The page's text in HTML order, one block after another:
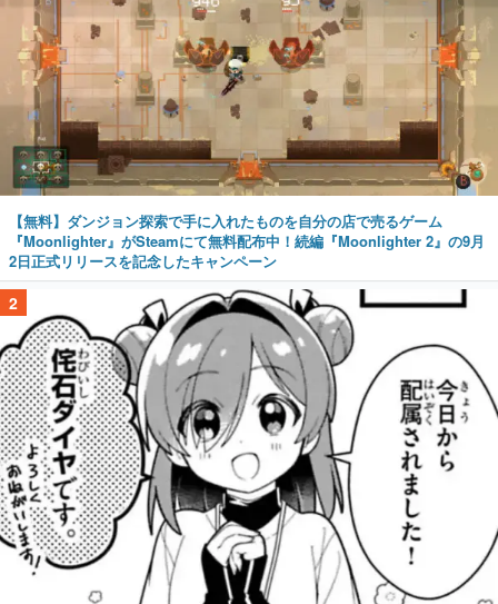
【無料】ダンジョン探索で手に入れたものを自分の店で売るゲーム
『Moonlighter』がSteamにて無料配布中！続編『Moonlighter 2』の9月
2日正式リリースを記念したキャンペーン
2